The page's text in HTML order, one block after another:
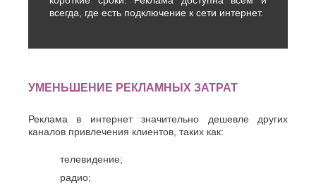
всегда, где есть подключение к сети интернет.
УМЕНЬШЕНИЕ РЕКЛАМНЫХ ЗАТРАТ
Реклама в интернет значительно дешевле других
каналов привлечения клиентов, таких как:
телевидение;
радио;